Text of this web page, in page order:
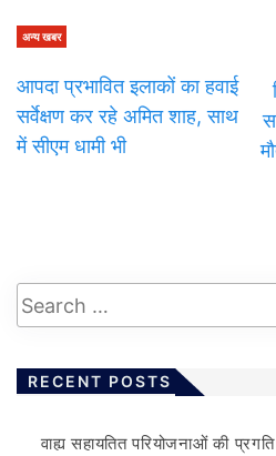
अन्य खबर
आपदा प्रभावित इलाकों का हवाई
सर्वेक्षण कर रहे अमित शाह, साथ
में सीएम धामी भी
RECENT POSTS
वाह्य सहायतित परियोजनाओं की प्रगति